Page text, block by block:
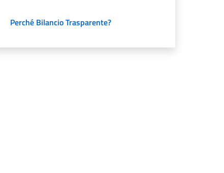
Perché Bilancio Trasparente?